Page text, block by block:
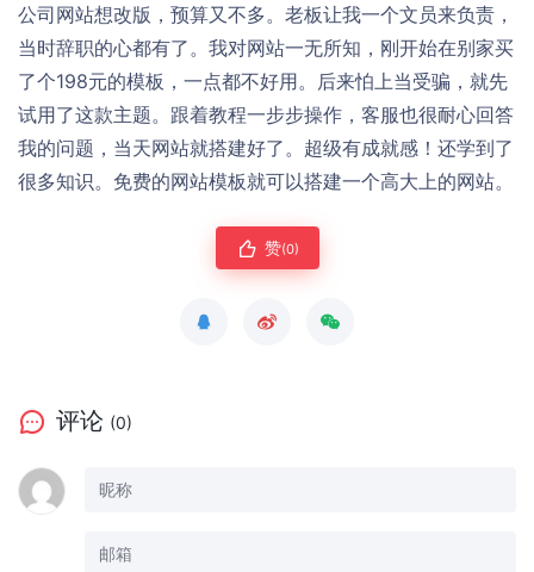
公司网站想改版，预算又不多。老板让我一个文员来负责，
当时辞职的心都有了。我对网站一无所知，刚开始在别家买
了个198元的模板，一点都不好用。后来怕上当受骗，就先
试用了这款主题。跟着教程一步步操作，客服也很耐心回答
我的问题，当天网站就搭建好了。超级有成就感！还学到了
很多知识。免费的网站模板就可以搭建一个高大上的网站。
赞(0)
评论 (0)